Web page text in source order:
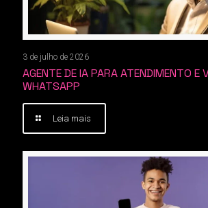
3 de julho de 2026
AGENTE DE IA PARA ATENDIMENTO E
WHATSAPP
Leia mais